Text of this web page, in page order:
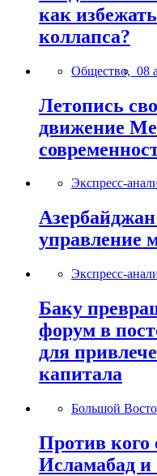
как
коллапса?
Общество, 08
Летопись
движение
Экспресс-
управление
Экспресс-
Баку
форум в
для
капитала
Большой
Против кого
Исламабад